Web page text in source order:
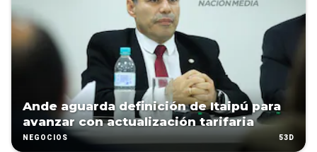
Ande aguarda definición de Itaipú para
avanzar con actualización tarifaria
NEGOCIOS 53D